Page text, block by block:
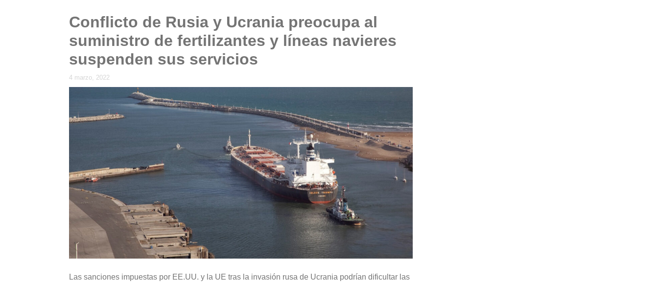
Conflicto de Rusia y Ucrania preocupa al
suministro de fertilizantes y líneas navieres
suspenden sus servicios
4 marzo, 2022
Las sanciones impuestas por EE.UU. y la UE tras la invasión rusa de Ucrania podrían dificultar las